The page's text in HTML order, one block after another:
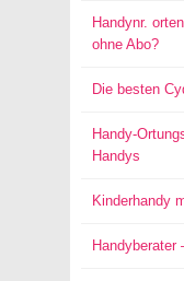
Handynr.
ohne Abo?
Die besten
Handy-
Handys
Kinderhandy
Handyberater